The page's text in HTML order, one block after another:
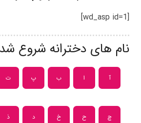
[wd_asp id=1]
نام های دخترانه شروع
آ ا ب پ ت
چ ح خ د ذ